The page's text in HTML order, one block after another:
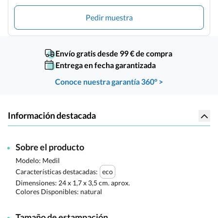
Pedir muestra
Envío gratis desde 99 € de compra
Entrega en fecha garantizada
Conoce nuestra garantía 360° >
Información destacada
Sobre el producto
Modelo: Medil
Características destacadas: eco
Dimensiones: 24 x 1,7 x 3,5 cm. aprox.
Colores Disponibles: natural